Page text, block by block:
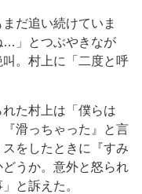
だ追い続けていま
…」とつぶやきなが
。村上に「二度と呼
た村上は「僕らは
『滑っちゃった』と言
をしたときに『すみ
うか。意外と怒られ
と訴えた。